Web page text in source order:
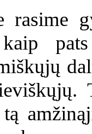
rasime
pats